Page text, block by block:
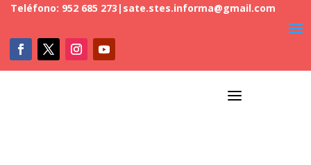
Teléfono: 952 685 273 | sate.stes.informa@gmail.com
a